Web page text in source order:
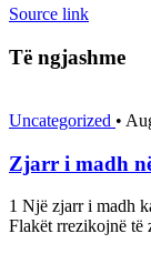
Source link
Të ngjashme
Uncategorized •
Zjarr i madh
1 Një zjarr i madh
Flakët rrezikojnë